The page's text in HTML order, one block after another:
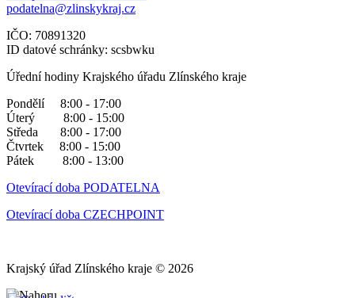
podatelna@zlinskykraj.cz
IČO: 70891320
ID datové schránky: scsbwku
Úřední hodiny Krajského úřadu Zlínského kraje
Pondělí 8:00 - 17:00
Úterý 8:00 - 15:00
Středa 8:00 - 17:00
Čtvrtek 8:00 - 15:00
Pátek 8:00 - 13:00
Otevírací doba PODATELNA
Otevírací doba CZECHPOINT
Krajský úřad Zlínského kraje © 2026